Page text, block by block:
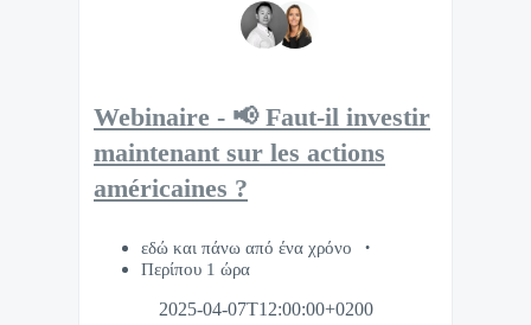
Webinaire - 📢 Faut-il investir
maintenant sur les actions
américaines ?
εδώ και πάνω από ένα χρόνο
Περίπου 1 ώρα
2025-04-07T12:00:00+0200